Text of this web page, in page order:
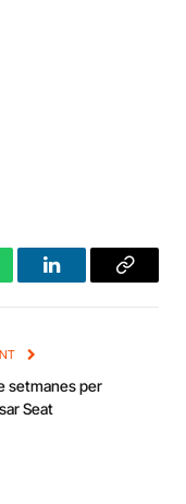
LinkedInCopy
setmanes per
Seat